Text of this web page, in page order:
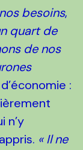
besoins,
quart de
de nos
:
n’y
« Il ne